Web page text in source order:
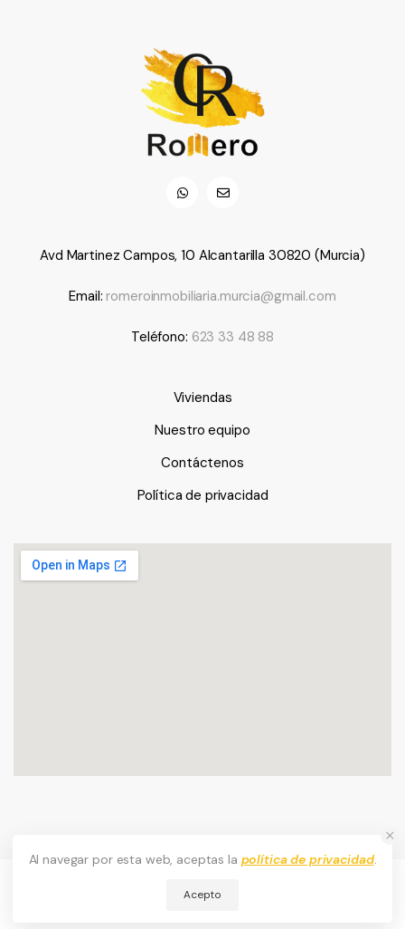
Consultenos
Avd Martinez Campos, 10 Alcantarilla 30820 (Murcia)
Email: romeroinmobiliaria.murcia@gmail.com
Teléfono: 623 33 48 88
Viviendas
Nuestro equipo
Contáctenos
Política de privacidad
CR.Romero © 2026. Todos los derechos reservados
Al navegar por esta web, aceptas la política de privacidad.
Acepto